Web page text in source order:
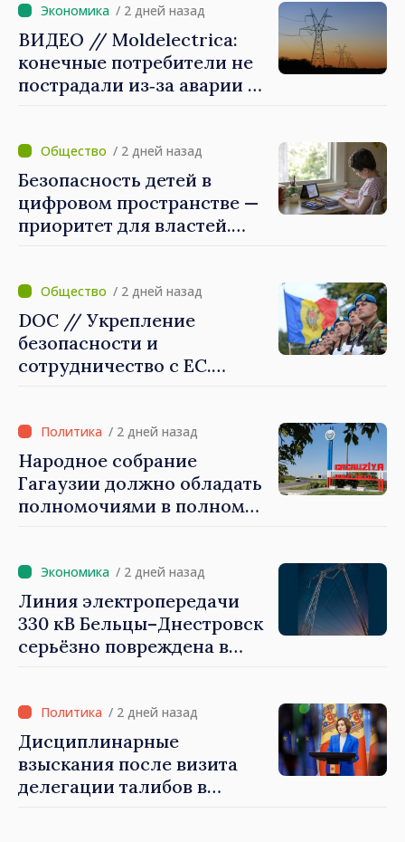
диаспора может сыграть
важную роль в
продвижении и поддержке
этого пути»
/ 2 дней назад
ВИДЕО // Moldelectrica:
конечные потребители не
пострадали из‑за аварии на
выполнены в
приоритетном режиме
/ 2 дней назад
Безопасность детей в
цифровом пространстве —
приоритет для властей.
которые будут их
защищать»
/ 2 дней назад
DOC // Укрепление
безопасности и
сотрудничество с ЕС.
обороны на 2024–2034 годы
опубликована в Monitorul
Oficial
/ 2 дней назад
Народное собрание
Гагаузии должно обладать
полномочиями в полном
быть свободными и
честными»
/ 2 дней назад
Линия электропередачи
330 кВ Бельцы–Днестровск
серьёзно повреждена в
/ 2 дней назад
Дисциплинарные
взыскания после визита
делегации талибов в